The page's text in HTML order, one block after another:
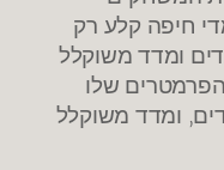
חיפה קלע רק
קטף 4 ריבאונדים ומדד משוקלל
הפרמטרים שלו
6 ריבאונדים, ומדד משוקלל